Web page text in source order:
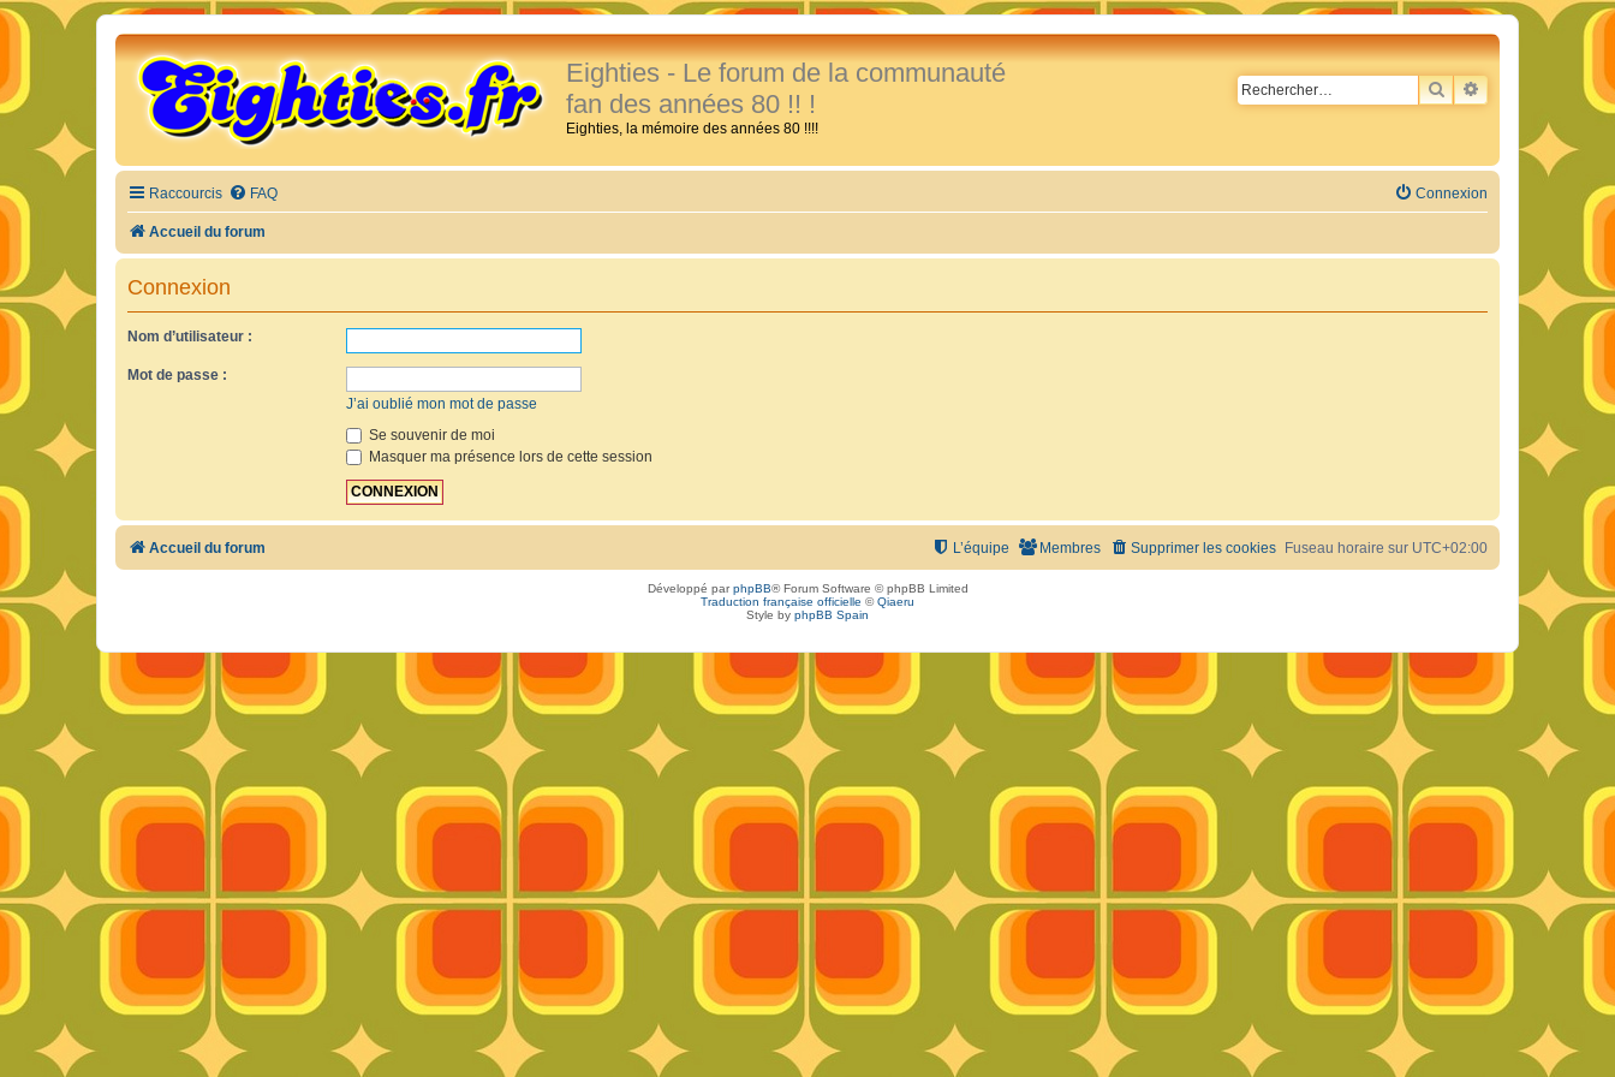
Eighties - Le forum de la communauté
fan des années 80 !! !
Eighties, la mémoire des années 80 !!!!
RECHERCHER
RECHERCHE
Raccourcis FAQ Connexion
Accueil du forum
Connexion
Nom d’utilisateur :
Mot de passe :
J’ai oublié mon mot de passe
Se souvenir de moi
Masquer ma présence lors de cette session
Accueil du forum Fuseau horaire sur UTC+02:00
Supprimer les cookies
Membres
L’équipe
Développé parphpBB® Forum Software © phpBB Limited
Traduction française officielle ©Qiaeru
Style by phpBB Spain